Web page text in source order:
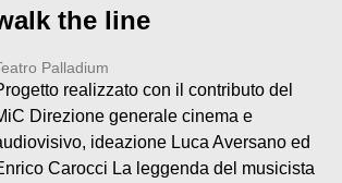
the line
Palladium
realizzato con il contributo del
Direzione generale cinema e
ideazione Luca Aversano ed
Carocci La leggenda del musicista